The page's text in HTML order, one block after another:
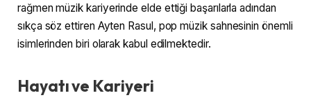
rağmen müzik kariyerinde elde ettiği başarılarla adından
sıkça söz ettiren Ayten Rasul, pop müzik sahnesinin önemli
isimlerinden biri olarak kabul edilmektedir.
Hayatı ve Kariyeri